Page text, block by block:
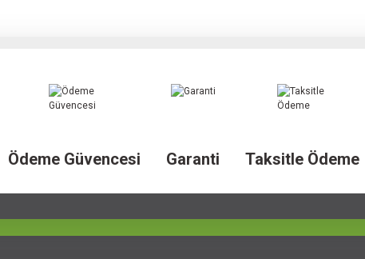
Ödeme Güvencesi Garanti Taksitle Ödeme